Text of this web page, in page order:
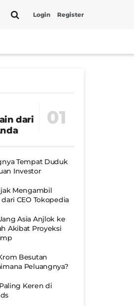
Login Register
dari
Tempat Duduk
Investor
Mengambil
CEO Tokopedia
Asia Anjlok ke
Akibat Proyeksi
Besutan
Peluangnya?
Keren di